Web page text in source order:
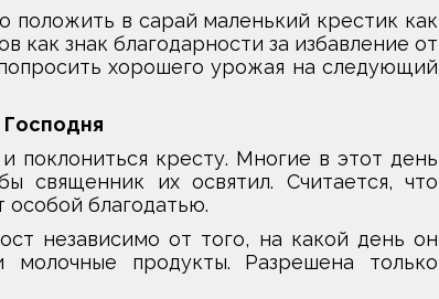
положить в сарай маленький крестик как
как знак благодарности за избавление от
хорошего урожая на следующий
и поклониться кресту. Многие в этот день
священник их освятил. Считается, что
благодатью.
независимо от того, на какой день он
продукты. Разрешена только